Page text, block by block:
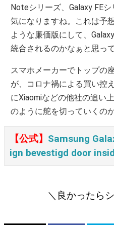
Noteシリーズ、Galaxy FE
気になりますね。これは予
ような廉価版にして、
統合されるのかなぁと思っ
スマホメーカーでトップの
が、コロナ禍による買い控
にXiaomiなどの他社の追い
のように舵を切っていくの
【公式】 Samsung
ign bevestigd door
＼良かったら